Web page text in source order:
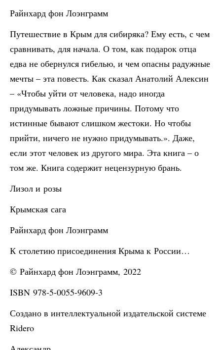
Райнхард фон Лоэнграмм
Путешествие в Крым для сибиряка? Ему есть, с чем
сравнивать, для начала. О том, как подарок отца
едва не обернулся гибелью, и чем опасны радужные
мечты – эта повесть. Как сказал Анатолий Алексин
– «Чтобы уйти от человека, надо иногда
придумывать ложные причины. Потому что
истинные бывают слишком жестоки. Но чтобы
прийти, ничего не нужно придумывать.». Даже,
если этот человек из другого мира. Эта книга – о
том же. Книга содержит нецензурную брань.
Лизол и розы
Крымская сага
Райнхард фон Лоэнграмм
К столетию присоединения Крыма к России…
© Райнхард фон Лоэнграмм, 2022
ISBN 978-5-0055-9609-3
Создано в интеллектуальной издательской системе
Ridero